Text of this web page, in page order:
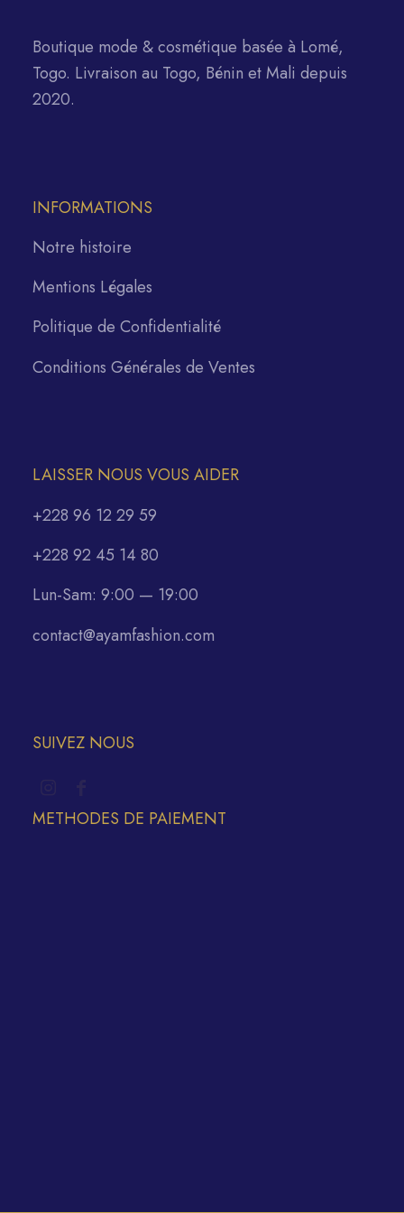
Boutique mode & cosmétique basée à Lomé,
Togo. Livraison au Togo, Bénin et Mali depuis
2020.
INFORMATIONS
Notre histoire
Mentions Légales
Politique de Confidentialité
Conditions Générales de Ventes
LAISSER NOUS VOUS AIDER
+228 96 12 29 59
+228 92 45 14 80
Lun-Sam: 9:00 — 19:00
contact@ayamfashion.com
SUIVEZ NOUS
METHODES DE PAIEMENT